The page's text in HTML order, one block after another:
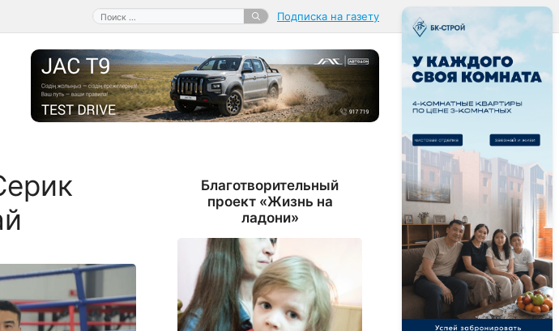
Поиск: Подписка на газету
Благотворительный
проект «Жизнь на
ладони»